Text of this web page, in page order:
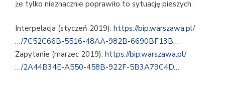
że tylko nieznacznie poprawiło to sytuację pieszych.
Interpelacja (styczeń 2019): https://bip.warszawa.pl/
…/7C52C66B-5516-48AA-982B-6690BF13B…
Zapytanie (marzec 2019): https://bip.warszawa.pl/
…/2A44B34E-A550-458B-922F-5B3A79C4D…